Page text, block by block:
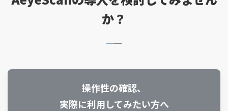
か？
操作性の確認、
実際に利用してみたい方へ